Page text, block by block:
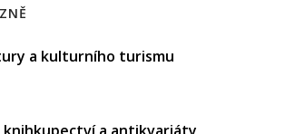
a kulturního turismu